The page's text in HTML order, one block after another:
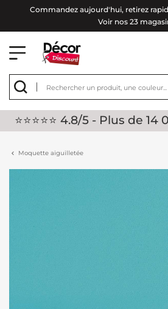
Commandez aujourd'hui, retirez
Voir nos 23
⭐⭐⭐⭐⭐ 4.8/5 - Plus de
Moquette aiguilletée